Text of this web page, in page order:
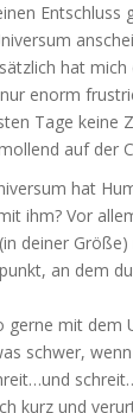
Entschluss
hat mich
enorm
Tage keine
auf der
hat
ihm? Vor
deiner
an dem
gerne mit dem
schwer,
kurz und